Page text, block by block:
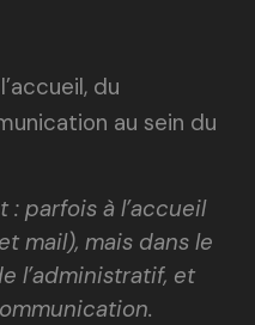
du
au sein du
: parfois à l’accueil
mail), mais dans le
l’administratif, et